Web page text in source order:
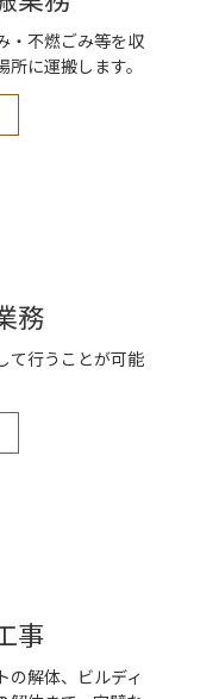
・不燃ごみ等を収
に運搬します。
務
て行うことが可能
事
の解体、ビルディ